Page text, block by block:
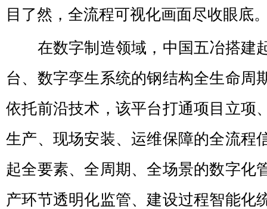
目了然，全流程可视化画面尽收眼底
在数字制造领域，中国五冶搭建
台、数字孪生系统的钢结构全生命周
依托前沿技术，该平台打通项目立项
生产、现场安装、运维保障的全流程
起全要素、全周期、全场景的数字化
产环节透明化监管、建设过程智能化